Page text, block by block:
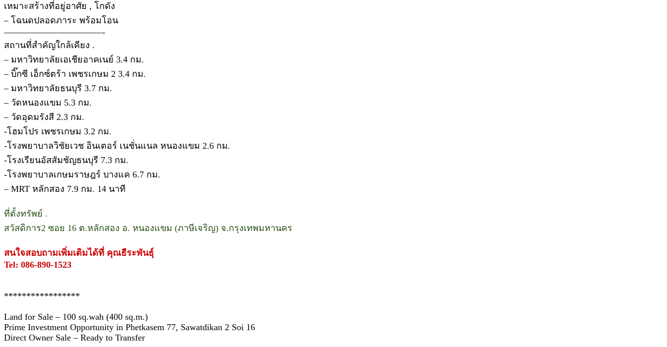
เหมาะสร้างที่อยู่อาศัย , โกดัง
– โฉนดปลอดภาระ พร้อมโอน
———————————-
สถานที่สำคัญใกล้เคียง .
– มหาวิทยาลัยเอเชียอาคเนย์ 3.4 กม.
– บิ๊กซี เอ็กซ์ตร้า เพชรเกษม 2 3.4 กม.
– มหาวิทยาลัยธนบุรี 3.7 กม.
– วัดหนองแขม 5.3 กม.
– วัดอุดมรังสี 2.3 กม.
-โฮมโปร เพชรเกษม 3.2 กม.
-โรงพยาบาลวิชัยเวช อินเตอร์ เนชั่นแนล หนองแขม 2.6 กม.
-โรงเรียนอัสสัมชัญธนบุรี 7.3 กม.
-โรงพยาบาลเกษมราษฎร์ บางแค 6.7 กม.
– MRT หลักสอง 7.9 กม. 14 นาที
ที่ตั้งทรัพย์ .
สวัสดิการ2 ซอย 16 ต.หลักสอง อ. หนองแขม (ภาษีเจริญ) จ.กรุงเทพมหานคร
สนใจสอบถามเพิ่มเติมได้ที่ คุณธีระพันธุ์
Tel: 086-890-1523
*****************
Land for Sale – 100 sq.wah (400 sq.m.)
Prime Investment Opportunity in Phetkasem 77, Sawatdikan 2 Soi 16
Direct Owner Sale – Ready to Transfer